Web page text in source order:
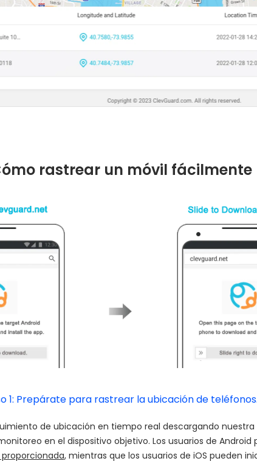
rastrear un móvil fácilmente
1: Prepárate para rastrear la ubicación de teléfonos.
de ubicación en tiempo real descargando nuestra
en el dispositivo objetivo. Los usuarios de Android
proporcionada, mientras que los usuarios de iOS pueden